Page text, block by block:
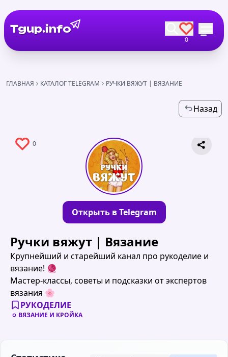
Tgup.info
0
ГЛАВНАЯ КАТАЛОГ TELEGRAM РУЧКИ ВЯЖУТ | ВЯЗАНИЕ
Назад
0
Открыть в Telegram
Ручки вяжут | Вязание
Крупнейший и старейший канал про рукоделие и
вязание! 🧶
Мастер-классы, советы и подсказки от экспертов
вязания 🌸
РУКОДЕЛИЕ
ВЯЗАНИЕ И КРОЙКА